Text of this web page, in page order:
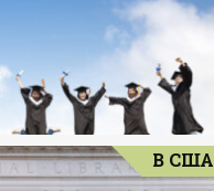
В США